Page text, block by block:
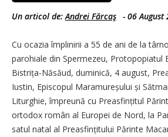
Un articol de:Andrei Fărcaş - 06 August
Cu ocazia împlinirii a 55 de ani de la
parohiale din Spermezeu, Protopopiatul
Bistrița-Năsăud, duminică, 4 august,
Iustin, Episcopul Maramureșului și
Liturghie, împreună cu Prea­sfințitul
ortodox român al Europei de Nord, la
satul natal al Preasfințitului Părinte